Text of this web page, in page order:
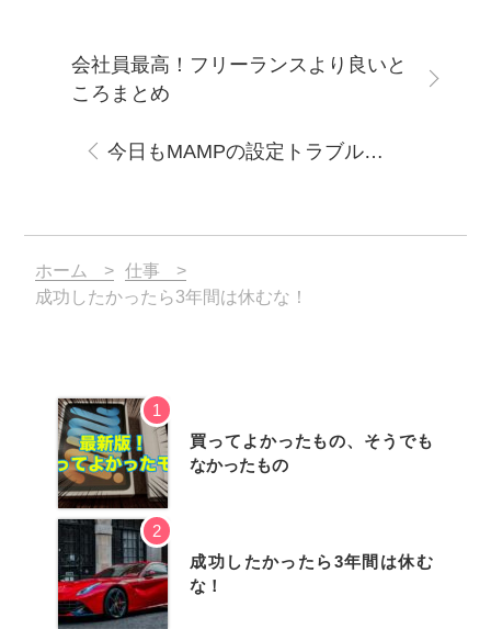
今日もMAMPの設定トラブル…
会社員最高！フリーランスより良いと
ころまとめ
ホーム
仕事
成功したかったら3年間は休むな！
1
買ってよかったもの、そうでも
なかったもの
2
成功したかったら3年間は休む
な！